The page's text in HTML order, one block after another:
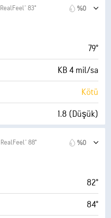
%1
10 mil
30000 fit
RealFeel® 83° %0
79°
KB 4 mil/sa
Kötü
1.8 (Düşük)
66° F
10 (Çok Parlak)
RealFeel® 88° %0
82°
84°